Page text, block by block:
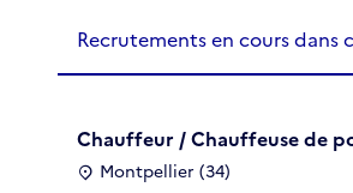
Recrutements de la
Recrutements en cours dans
Chauffeur / Chauffeuse de
Montpellier (34)